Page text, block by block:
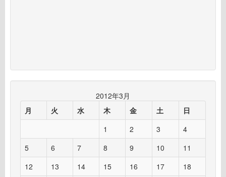
2012年3月
月
火 水 木 金 土 日
1 2 3
4
5
6 7 8 9 10
11
12
13 14 15 16 17
18